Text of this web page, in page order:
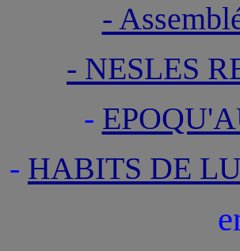
-
- NESLES
-
- HABITS DE